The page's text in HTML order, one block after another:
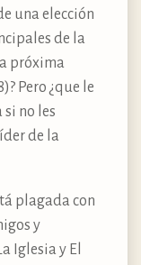
una elección
de la
próxima
Pero ¿que le
si no les
de la
plagada con
y
Iglesia y El